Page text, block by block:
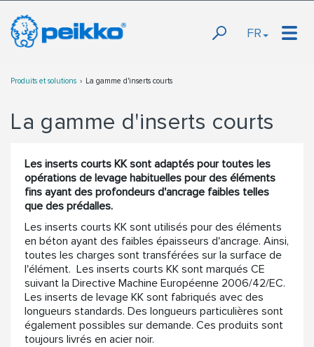
FR
Produits et solutions La gamme d'inserts courts
La gamme d'inserts courts
Les inserts courts KK sont adaptés pour toutes les
opérations de levage habituelles pour des éléments
fins ayant des profondeurs d'ancrage faibles telles
que des prédalles.
Les inserts courts KK sont utilisés pour des éléments
en béton ayant des faibles épaisseurs d'ancrage. Ainsi,
toutes les charges sont transférées sur la surface de
l'élément. Les inserts courts KK sont marqués CE
suivant la Directive Machine Européenne 2006/42/EC.
Les inserts de levage KK sont fabriqués avec des
longueurs standards. Des longueurs particulières sont
également possibles sur demande. Ces produits sont
toujours livrés en acier noir.